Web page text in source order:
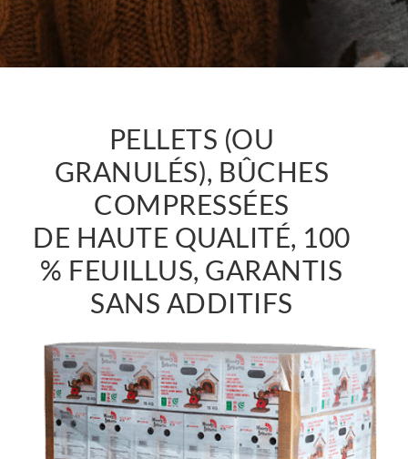
PELLETS (OU
GRANULÉS), BÛCHES
COMPRESSÉES
DE HAUTE QUALITÉ, 100
% FEUILLUS, GARANTIS
SANS ADDITIFS